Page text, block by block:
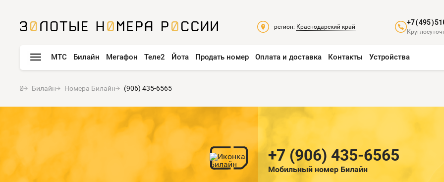
регион: Краснодарский край
МТС Билайн Мегафон Теле2 Йота Продать номер Оплата и доставка Контакты Устройства
Билайн Номера Билайн (906) 435-6565
+7 (906) 435-6565
Мобильный номер Билайн